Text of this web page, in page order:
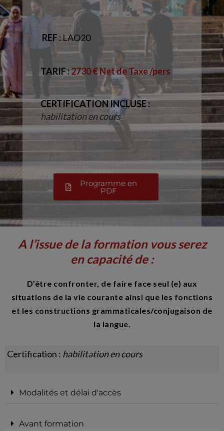
REF :LAO20
TARIF:2730 € Net de Taxe /pers
CERTIFICATION INCLUSE :
habilitation en cours
Programme en
PDF
A l’issue de la formation vous serez
en capacité de :
D’être confronter, de faire face seul (e) aux
situations de la vie courante ainsi que les fonctions
et les constructions grammaticales/conjugaison de
la langue.
Certification : habilitation en cours
Modalités et délai d'accès
Avant formation